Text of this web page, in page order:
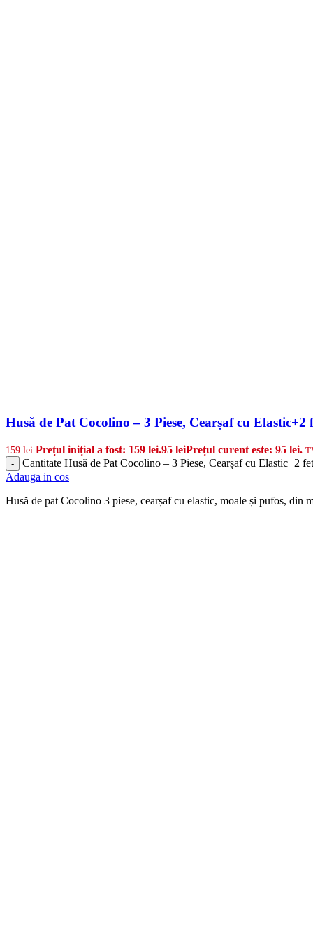
Husă de Pat Cocolino – 3 Piese, Cearșaf cu
159lei Prețul inițial a fost: 159 lei.95 leiPrețul curent este: 95 lei.
-
Cantitate Husă de Pat Cocolino – 3 Piese, Cearșaf cu Elastic+2
Adauga in cos
Husă de pat Cocolino 3 piese, cearșaf cu elastic, moale și pufos,